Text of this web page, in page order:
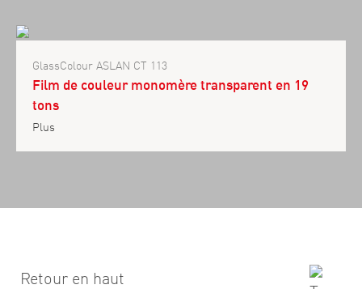
GlassColour ASLAN CT 113
Film de couleur monomère transparent en 19
tons
Plus
Retour en haut